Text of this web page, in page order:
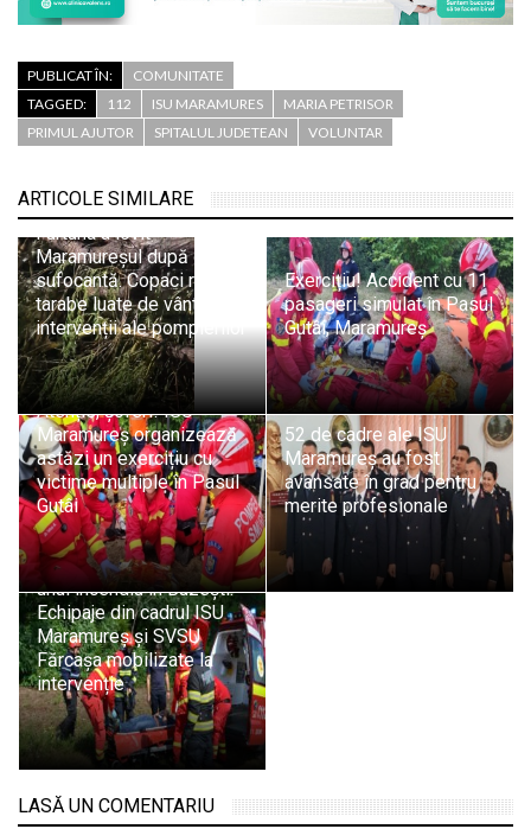
PUBLICAT ÎN:
COMUNITATE
TAGGED:
112 ISU MARAMURES
MARIA PETRISOR
PRIMUL AJUTOR
SPITALUL JUDETEAN VOLUNTAR
ARTICOLE SIMILARE
Furtuna a lovit
Maramureșul după o zi
sufocantă. Copaci rupți,
tarabe luate de vânt și
intervenții ale pompierilor
Exercițiu! Accident cu 11
pasageri simulat în Pasul
Gutâi, Maramureș
Atenție, șoferi! ISU
Maramureș organizează
astăzi un exercițiu cu
victime multiple în Pasul
Gutâi
52 de cadre ale ISU
Maramureș au fost
avansate în grad pentru
merite profesionale
Exercițiu de simulare a
unui incendiu în Buzești:
Echipaje din cadrul ISU
Maramureș și SVSU
Fărcașa mobilizate la
intervenție
LASĂ UN COMENTARIU